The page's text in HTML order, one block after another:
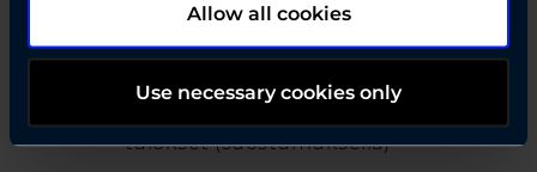
Allow all cookies
Use necessary cookies only
(suostumuksella)
tulokset (suostumuksella)